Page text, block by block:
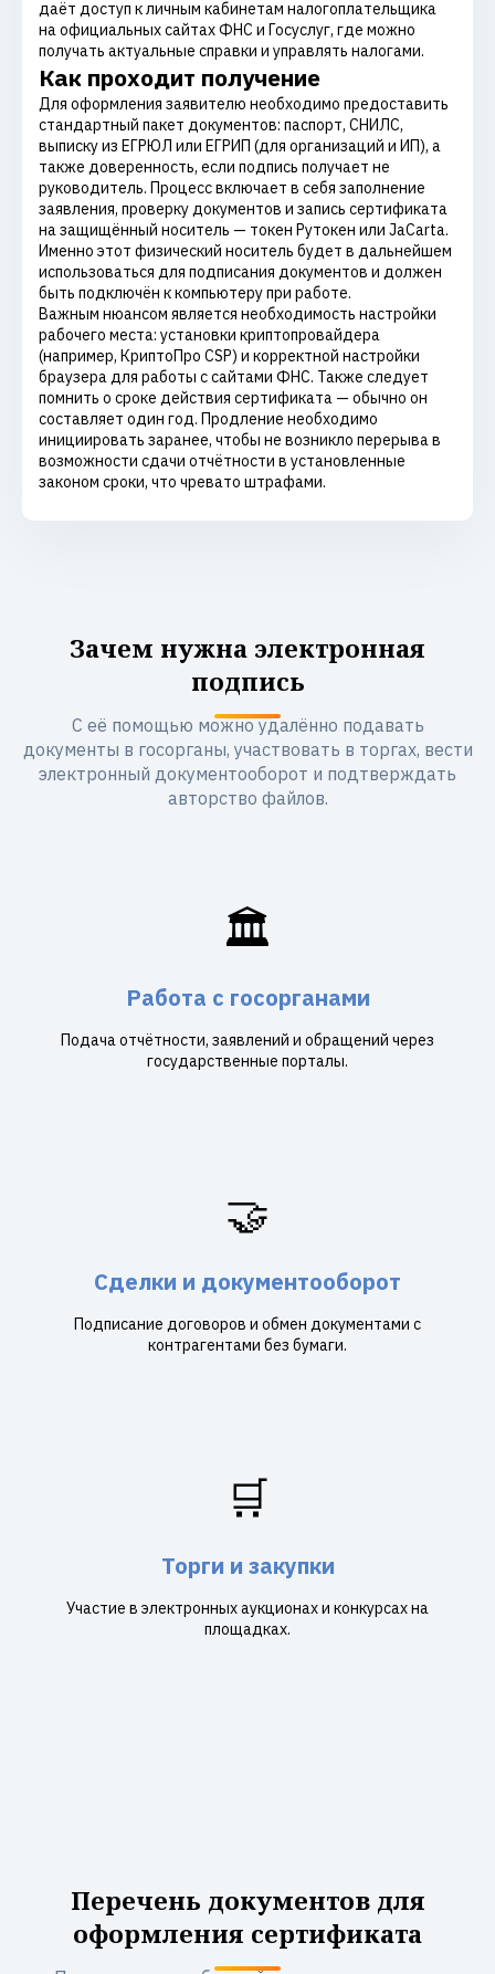
даёт доступ к личным кабинетам налогоплательщика
на официальных сайтах ФНС и Госуслуг, где можно
получать актуальные справки и управлять налогами.
Как проходит получение
Для оформления заявителю необходимо предоставить
стандартный пакет документов: паспорт, СНИЛС,
выписку из ЕГРЮЛ или ЕГРИП (для организаций и ИП), а
также доверенность, если подпись получает не
руководитель. Процесс включает в себя заполнение
заявления, проверку документов и запись сертификата
на защищённый носитель — токен Рутокен или JaCarta.
Именно этот физический носитель будет в дальнейшем
использоваться для подписания документов и должен
быть подключён к компьютеру при работе.
Важным нюансом является необходимость настройки
рабочего места: установки криптопровайдера
(например, КриптоПро CSP) и корректной настройки
браузера для работы с сайтами ФНС. Также следует
помнить о сроке действия сертификата — обычно он
составляет один год. Продление необходимо
инициировать заранее, чтобы не возникло перерыва в
возможности сдачи отчётности в установленные
законом сроки, что чревато штрафами.
Зачем нужна электронная
подпись
С её помощью можно удалённо подавать
документы в госорганы, участвовать в торгах, вести
электронный документооборот и подтверждать
авторство файлов.
🏛️
Работа с госорганами
Подача отчётности, заявлений и обращений через
государственные порталы.
🤝
Сделки и документооборот
Подписание договоров и обмен документами с
контрагентами без бумаги.
🛒
Торги и закупки
Участие в электронных аукционах и конкурсах на
площадках.
Перечень документов для
оформления сертификата